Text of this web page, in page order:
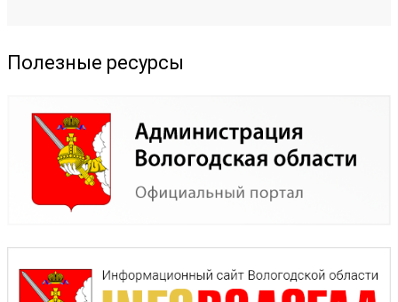
Полезные ресурсы